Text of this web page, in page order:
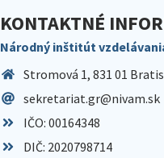
KONTAKTNÉ
Národný inštitút
Stromová 1, 831 01
sekretariat.gr@nivam.sk
IČO: 00164348
DIČ: 2020798714